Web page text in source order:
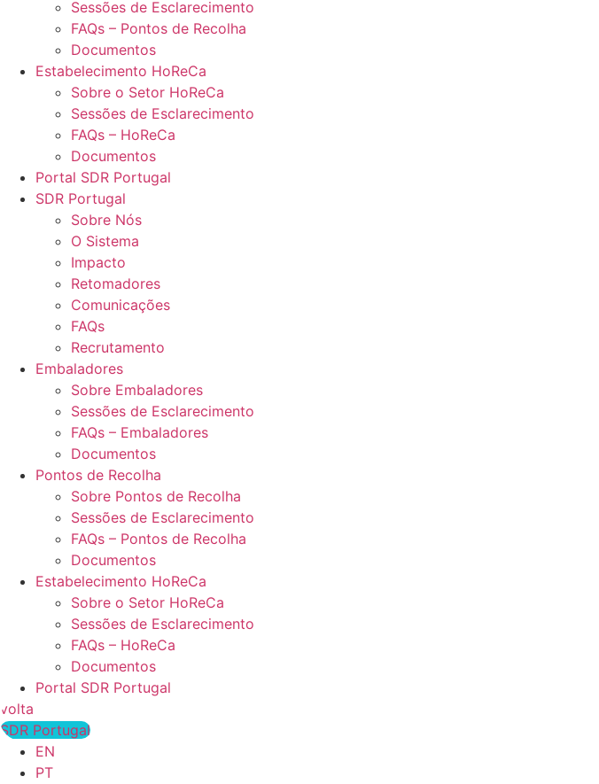
Sessões de Esclarecimento
FAQs – Pontos de Recolha
Documentos
Estabelecimento HoReCa
Sobre o Setor HoReCa
Sessões de Esclarecimento
FAQs – HoReCa
Documentos
Portal SDR Portugal
SDR Portugal
Sobre Nós
O Sistema
Impacto
Retomadores
Comunicações
FAQs
Recrutamento
Embaladores
Sobre Embaladores
Sessões de Esclarecimento
FAQs – Embaladores
Documentos
Pontos de Recolha
Sobre Pontos de Recolha
Sessões de Esclarecimento
FAQs – Pontos de Recolha
Documentos
Estabelecimento HoReCa
Sobre o Setor HoReCa
Sessões de Esclarecimento
FAQs – HoReCa
Documentos
Portal SDR Portugal
volta
SDR Portugal
EN
PT